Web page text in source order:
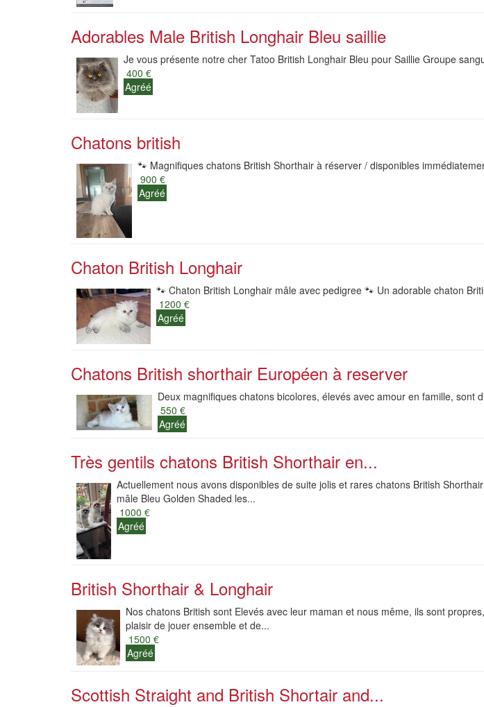
Adorables Male British Longhair Bleu saillie
Je vous présente notre cher Tatoo British Longhair Bleu pour Saillie Groupe
400 €
Agréé
Chatons british
🐾 Magnifiques chatons British Shorthair à réserver / disponibles
900 €
Agréé
Chaton British Longhair
🐾 Chaton British Longhair mâle avec pedigree 🐾 Un adorable chaton
1200 €
Agréé
Chatons British shorthair Européen à reserver
Deux magnifiques chatons bicolores, élevés avec amour en famille,
550 €
Agréé
Très gentils chatons British Shorthair en...
Actuellement nous avons disponibles de suite jolis et rares chatons British
mâle Bleu Golden Shaded les...
1000 €
Agréé
British Shorthair & Longhair
Nos chatons British sont Elevés avec leur maman et nous même, ils sont
plaisir de jouer ensemble et de...
1500 €
Agréé
Scottish Straight and British Shortair and...